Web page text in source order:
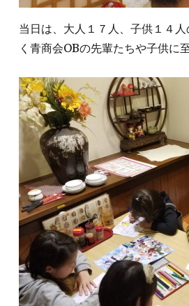
当日は、大人１７人、子供１４
く青商会OBの先輩たちや子供に